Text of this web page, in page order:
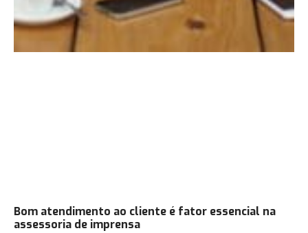
Bom atendimento ao cliente é fator essencial na
assessoria de imprensa